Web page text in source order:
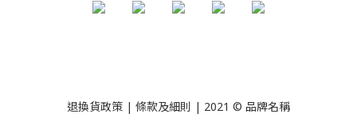
退換貨政策 | 條款及細則 | 2021 © 品牌名稱